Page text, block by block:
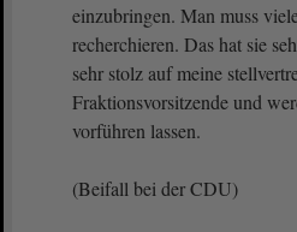
einzubringen. Man muss
recherchieren. Das hat sie
sehr stolz auf meine
Fraktionsvorsitzende und
vorführen lassen.
(Beifall bei der CDU)